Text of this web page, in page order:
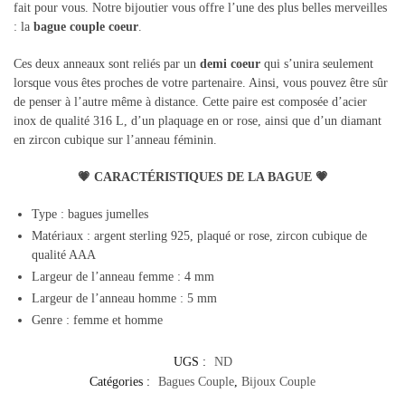
fait pour vous. Notre bijoutier vous offre l’une des plus belles merveilles
: la bague couple coeur.
Ces deux anneaux sont reliés par un demi coeur qui s’unira seulement
lorsque vous êtes proches de votre partenaire. Ainsi, vous pouvez être sûr
de penser à l’autre même à distance. Cette paire est composée d’acier
inox de qualité 316 L, d’un plaquage en or rose, ainsi que d’un diamant
en zircon cubique sur l’anneau féminin.
💗 CARACTÉRISTIQUES DE LA BAGUE 💗
Type : bagues jumelles
Matériaux : argent sterling 925, plaqué or rose, zircon cubique de
qualité AAA
Largeur de l’anneau femme : 4 mm
Largeur de l’anneau homme : 5 mm
Genre : femme et homme
UGS :
ND
Catégories :
Bagues Couple Bijoux Couple